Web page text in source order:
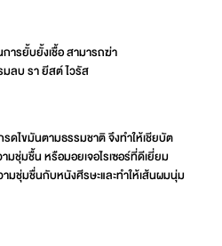
ารยั้บยั้งเชื้อ สามารถฆ่า
ลบ รา ยีสต์ ไวรัส
ดไขมันตามธรรมชาติ จึงทำให้เชียบัต
ชุ่มชื้น หรือมอยเจอไรเซอร์ที่ดีเยี่ยม
มชุ่มชื่นกับหนังศีรษะและทำให้เส้นผมนุ่ม